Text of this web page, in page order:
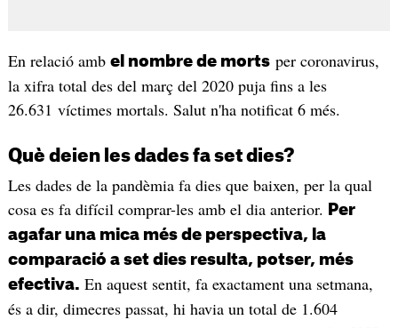
En relació amb el nombre de mortsper coronavirus,
la xifra total des del març del 2020 puja fins a les
26.631 víctimes mortals. Salut n'ha notificat 6 més.
Què deien les dades fa set dies?
Les dades de la pandèmia fa dies que baixen, per la qual
cosa es fa difícil comprar-les amb el dia anterior.
Per
agafar una mica més de perspectiva, la
comparació a set dies resulta, potser, més
efectiva. En aquest sentit, fa exactament una setmana,
és a dir, dimecres passat, hi havia un total de 1.604